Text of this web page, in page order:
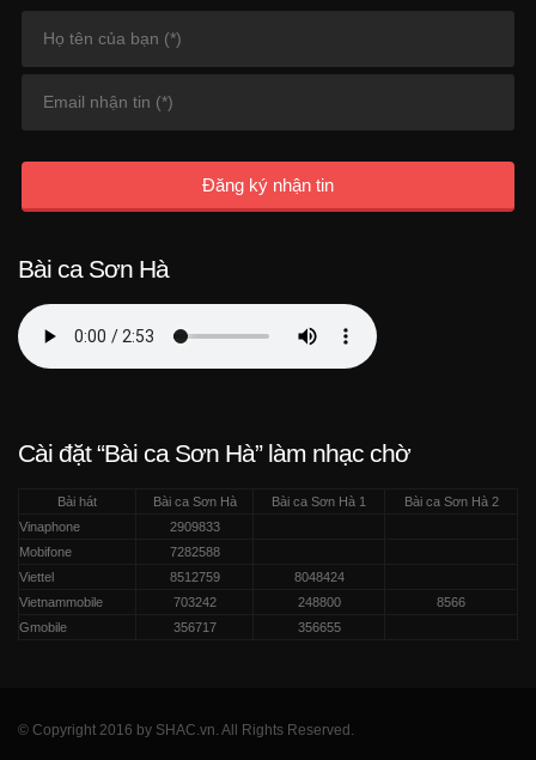
Đăng ký nhận tin
Bài ca Sơn Hà
Cài đặt “Bài ca Sơn Hà” làm nhạc chờ
Bài hát Bài ca Sơn Hà Bài ca Sơn Hà 1
Bài ca Sơn Hà 2
Vinaphone
2909833
Mobifone
7282588
Viettel
8512759
8048424
Vietnammobile
703242 248800
8566
Gmobile
356717 356655
© Copyright 2016 by SHAC.vn. All Rights Reserved.